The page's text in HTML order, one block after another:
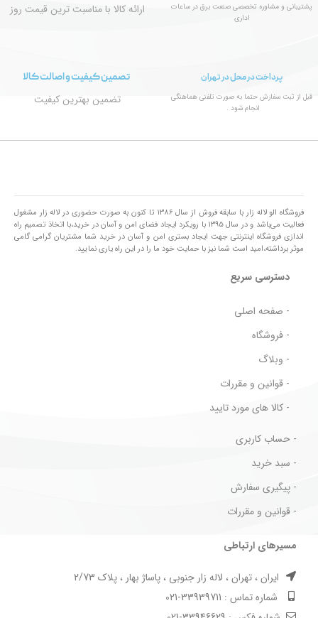
پشتیبانی و مشاوره تخصصی صنعت برق در ساعات
اداری
ارائه کالا با مناسبت ترین قیمت روز
پرداخت در محل در تهران
قبل از ثبت سفارش حتما به صورت تلفنی هماهنگی
انجام شود .
تصمین کیفیت و اصالت کالا
تضمین بهترین کیفیت
فروشگاه الو لاله زار با سابقه فروش از سال ۱۳۸۶ تا کنون به صورت حضوری در لاله زار مشغول
فعالیت می‌باشد و در سال ۱۳۹۵ با رویکرد ایجاد فضای امن و آسان در خرید،با اتخاذ تصمیم راه
اندازی فروشگاه اینترنتی جهت ایجاد بستری امن و آسان در خرید شما مشتریان گرامی گامی
موثر برداشته،امید است شما نیز با حمایت خود ما را در این راه یاری نمایید.
دسترسی سریع
- صفحه اصلی
- فروشگاه
- وبلاگ
- قوانین و مقررات
- کالا های مورد تایید
- حساب کاربری
- سبد خرید
- پیگیری سفارش
- قوانین و مقررات
مسیرهای ارتباطی
ایران ، تهران ، لاله زار جنوبی ، پاساژ بهار ، پلاک 2/73
شماره تماس : 33939711-021